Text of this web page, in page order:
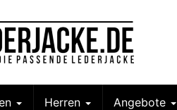
Herren Angebote